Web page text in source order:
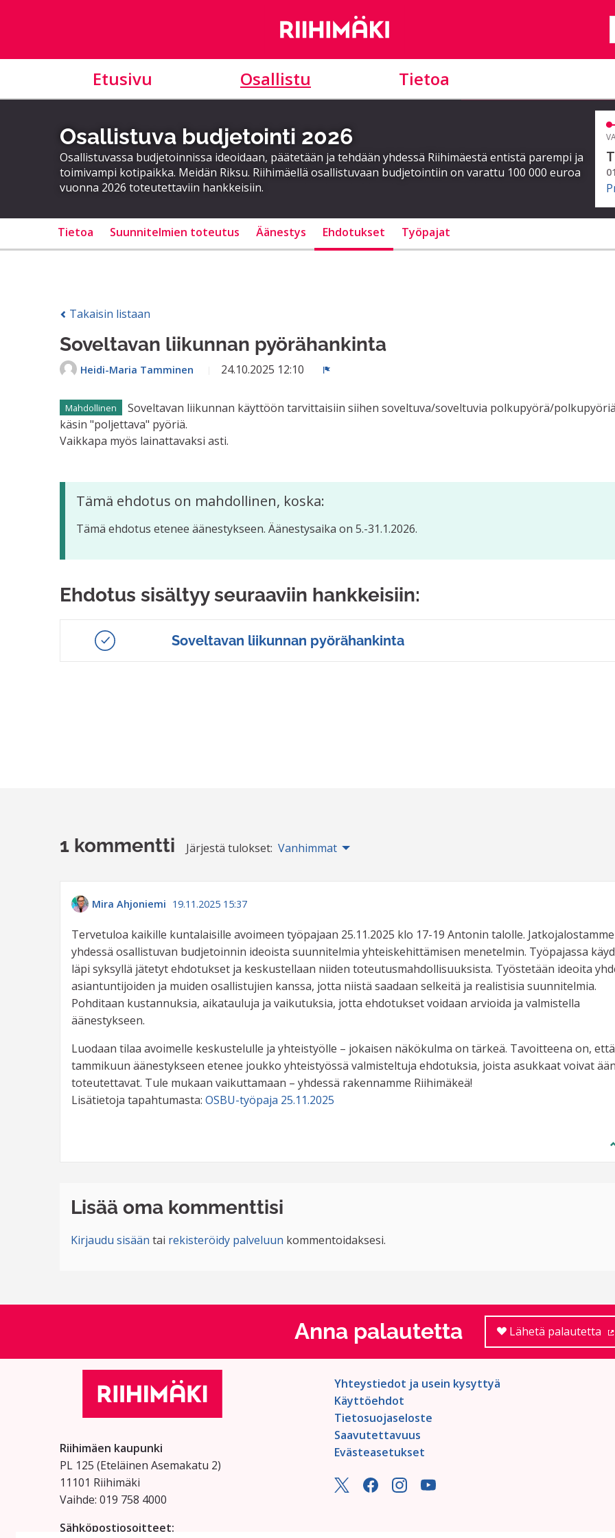
Etusivu Osallistu Tietoa
Osallistuva budjetointi 2026
Osallistuvassa budjetoinnissa ideoidaan, päätetään ja tehdään yhdessä Riihimäestä entistä parempi ja
toimivampi kotipaikka. Meidän Riksu. Riihimäellä osallistuvaan budjetointiin on varattu 100 000 euroa
vuonna 2026 toteutettaviin hankkeisiin.
Tietoa Suunnitelmien toteutus Äänestys Ehdotukset Työpajat
Takaisin listaan
Soveltavan liikunnan pyörähankinta
Heidi-Maria Tamminen 24.10.2025 12:10
Mahdollinen
Soveltavan liikunnan käyttöön tarvittaisiin siihen soveltuva/soveltuvia polkupyörä/
käsin "poljettava" pyöriä.
Vaikkapa myös lainattavaksi asti.
Tämä ehdotus on mahdollinen, koska:
Tämä ehdotus etenee äänestykseen. Äänestysaika on 5.-31.1.2026.
Ehdotus sisältyy seuraaviin hankkeisiin:
Soveltavan liikunnan pyörähankinta
1 kommentti Järjestä tulokset: Vanhimmat
Mira Ahjoniemi 19.11.2025 15:37
Tervetuloa kaikille kuntalaisille avoimeen työpajaan 25.11.2025 klo 17-19 Antonin talolle. Jatkojalostamme
yhdessä osallistuvan budjetoinnin ideoista suunnitelmia yhteiskehittämisen menetelmin. Työpajassa
läpi syksyllä jätetyt ehdotukset ja keskustellaan niiden toteutusmahdollisuuksista. Työstetään ideoita
asiantuntijoiden ja muiden osallistujien kanssa, jotta niistä saadaan selkeitä ja realistisia suunnitelmia.
Pohditaan kustannuksia, aikatauluja ja vaikutuksia, jotta ehdotukset voidaan arvioida ja valmistella
äänestykseen.
Luodaan tilaa avoimelle keskustelulle ja yhteistyölle – jokaisen näkökulma on tärkeä. Tavoitteena on, että
tammikuun äänestykseen etenee joukko yhteistyössä valmisteltuja ehdotuksia, joista asukkaat voivat
toteutettavat. Tule mukaan vaikuttamaan – yhdessä rakennamme Riihimäkeä!
Lisätietoja tapahtumasta: OSBU-työpaja 25.11.2025
Lisää oma kommenttisi
Kirjaudu sisään tai rekisteröidy palveluun kommentoidaksesi.
Anna palautetta Lähetä palautetta
Riihimäen kaupunki
PL 125 (Eteläinen Asemakatu 2)
11101 Riihimäki
Vaihde: 019 758 4000
Sähköpostiosoitteet:
Yhteystiedot ja usein kysyttyä
Käyttöehdot
Tietosuojaseloste
Saavutettavuus
Evästeasetukset